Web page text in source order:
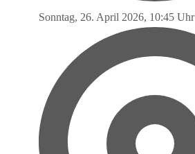
Sonntag, 26. April 2026, 10:45 Uhr